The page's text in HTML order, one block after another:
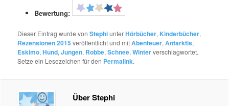
Bewertung:
Dieser Eintrag wurde vonStephiunterHörbücher, Kinderbücher,
Rezensionen 2015 veröffentlicht und mitAbenteuer,Antarktis,
Eskimo,Hund,Jungen, Robbe,Schnee,Winterverschlagwortet.
Setze ein Lesezeichen für den Permalink.
Über Stephi